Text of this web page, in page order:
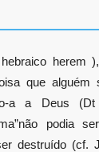
herem
que alguém
a a Deus
podia
destruído (cf.